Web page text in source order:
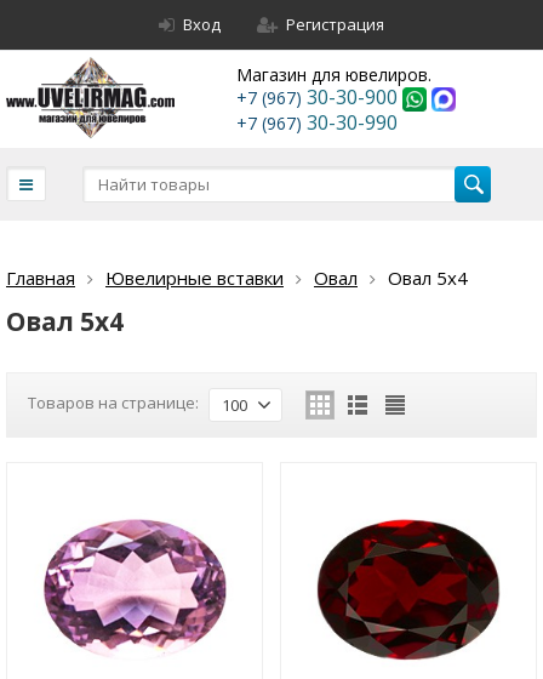
Вход Регистрация
Магазин для ювелиров.
+7 (967) 30-30-900
+7 (967) 30-30-990
Главная Ювелирные вставки Овал Овал 5х4
Овал 5х4
Товаров на странице: 100